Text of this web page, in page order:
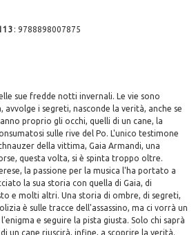
:9788898007875
sue fredde notti invernali. Le vie sono
avvolge i segreti, nasconde la verità, anche se
proprio gli occhi, quelli di un cane, la
sulle rive del Po. L'unico testimone
della vittima, Gaia Armandi, una
questa volta, si è spinta troppo oltre.
la passione per la musica l'ha portato a
la sua storia con quella di Gaia, di
e molti altri. Una storia di ombre, di segreti,
è sulle tracce dell'assassino, ma ci vorrà un
e seguire la pista giusta. Solo chi saprà
un cane riuscirà, infine, a scoprire la verità.